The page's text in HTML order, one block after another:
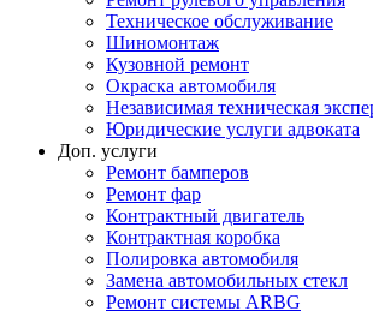
Техническое обслуживание
Шиномонтаж
Кузовной ремонт
Окраска автомобиля
Независимая техническая
Юридические услуги адвоката
Доп. услуги
Ремонт бамперов
Ремонт фар
Контрактный двигатель
Контрактная коробка
Полировка автомобиля
Замена автомобильных стекл
Ремонт системы ARBG